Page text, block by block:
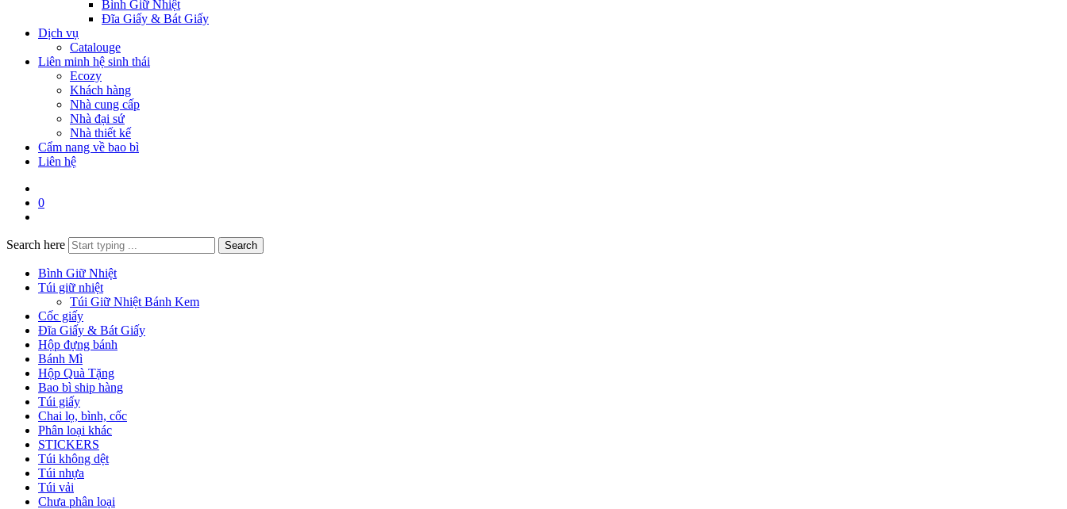
Bình Giữ Nhiệt
Đĩa Giấy & Bát Giấy
Dịch vụ
Catalouge
Liên minh hệ sinh thái
Ecozy
Khách hàng
Nhà cung cấp
Nhà đại sứ
Nhà thiết kế
Cẩm nang về bao bì
Liên hệ
0
Search here Search
Bình Giữ Nhiệt
Túi giữ nhiệt
Túi Giữ Nhiệt Bánh Kem
Cốc giấy
Đĩa Giấy & Bát Giấy
Hộp đựng bánh
Bánh Mì
Hộp Quà Tặng
Bao bì ship hàng
Túi giấy
Chai lọ, bình, cốc
Phân loại khác
STICKERS
Túi không dệt
Túi nhựa
Túi vải
Chưa phân loại